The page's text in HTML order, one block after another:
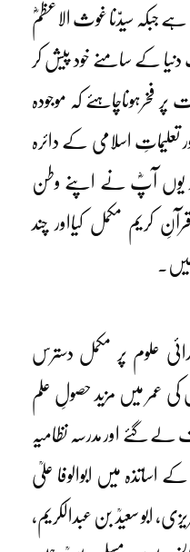
جبکہ سیدّنا غوث الاعظمؓ
کے سامنے خود پیش کر
فخرہوناچاہئے کہ موجودہ
تعلیماتِ اسلامی کے دائرہ
یوں آپؓ نے اپنے وطن
کریم مکمل کیااور چند
علوم پر مکمل دسترس
عمر میں مزید حصولِ علم
تشریف لے گئے اور مدرسہ نظامیہ
میں ابوالوفا علیؒ
ابو سعیدؒ بن عبدالکریم،